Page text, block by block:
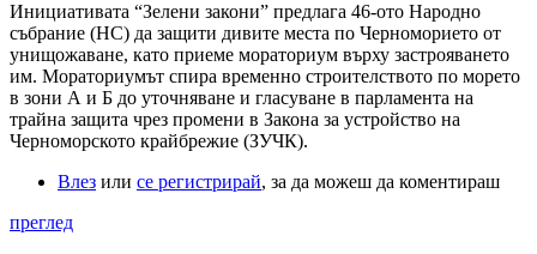
Инициативата “Зелени закони” предлага 46-ото Народно
събрание (НС) да защити дивите места по Черноморието от
унищожаване, като приеме мораториум върху застрояването
им. Мораториумът спира временно строителството по морето
в зони А и Б до уточняване и гласуване в парламента на
трайна защита чрез промени в Закона за устройство на
Черноморското крайбрежие (ЗУЧК).
Влез или се регистрирай, за да можеш да коментираш
преглед